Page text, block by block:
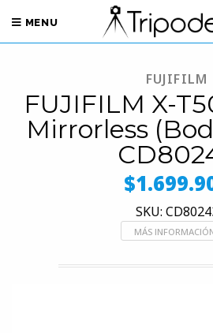
MENU
FUJIFILM
FUJIFILM X-
Mirrorless
SKU:
MÁS